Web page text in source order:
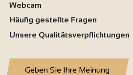
Webcam
Häufig gestellte Fragen
Unsere Qualitätsverpflichtungen
Geben Sie Ihre Meinung